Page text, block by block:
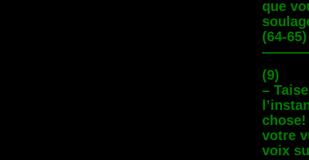
que
(64-65)
(9)
–
chose!
votre
voix